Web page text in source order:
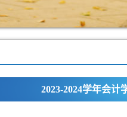
2023-2024学年会